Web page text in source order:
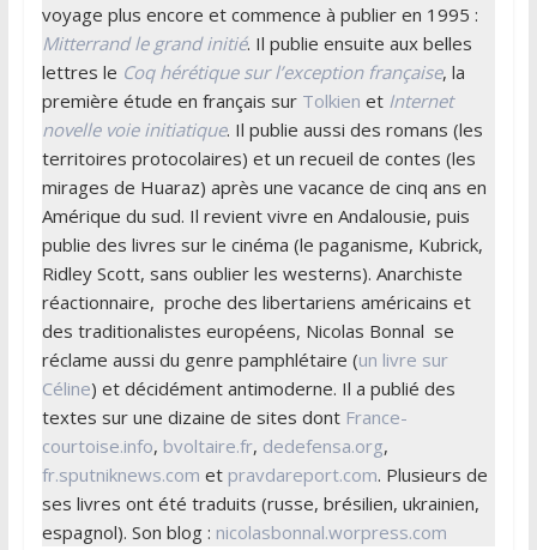
voyage plus encore et commence à publier en 1995 :
Mitterrand le grand initié. Il publie ensuite aux belles
lettres le Coq hérétique sur l’exception française, la
première étude en français sur Tolkien etInternet
novelle voie initiatique. Il publie aussi des romans (les
territoires protocolaires) et un recueil de contes (les
mirages de Huaraz) après une vacance de cinq ans en
Amérique du sud. Il revient vivre en Andalousie, puis
publie des livres sur le cinéma (le paganisme, Kubrick,
Ridley Scott, sans oublier les westerns). Anarchiste
réactionnaire, proche des libertariens américains et
des traditionalistes européens, Nicolas Bonnal se
réclame aussi du genre pamphlétaire (un livre sur
Céline) et décidément antimoderne. Il a publié des
textes sur une dizaine de sites dont France-
courtoise.info, bvoltaire.fr, dedefensa.org,
fr.sputniknews.com et pravdareport.com. Plusieurs de
ses livres ont été traduits (russe, brésilien, ukrainien,
espagnol). Son blog : nicolasbonnal.worpress.com